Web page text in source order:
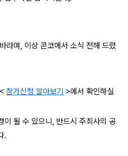
라며, 이상 콘코에서 소식 전해 드렸
참가신청 알아보기 >에서 확인하실
이 될 수 있으니, 반드시 주최사의 공
.